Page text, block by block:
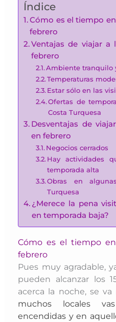
Índice
Cómo es el tiempo
febrero
Ventajas de viajar a
febrero
Ambiente tranquilo
Temperaturas
Estar sólo en las
Ofertas de
Costa Turquesa
Desventajas de
en febrero
Negocios cerrados
Hay actividades
temporada alta
Obras en
Turquesa
¿Merece la pena
en temporada baja?
Cómo es el tiempo
febrero
Pues muy agradable,
pueden alcanzar los
acerca la noche, se
muchos locales
encendidas y en